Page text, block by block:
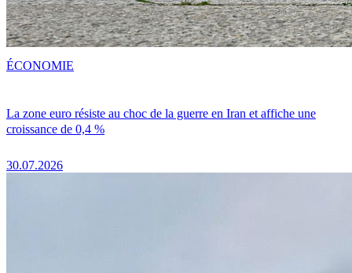
La zone euro résiste au choc de la guerre en Iran et affiche une
croissance de 0,4 %
30.07.2026
ÉCONOMIE